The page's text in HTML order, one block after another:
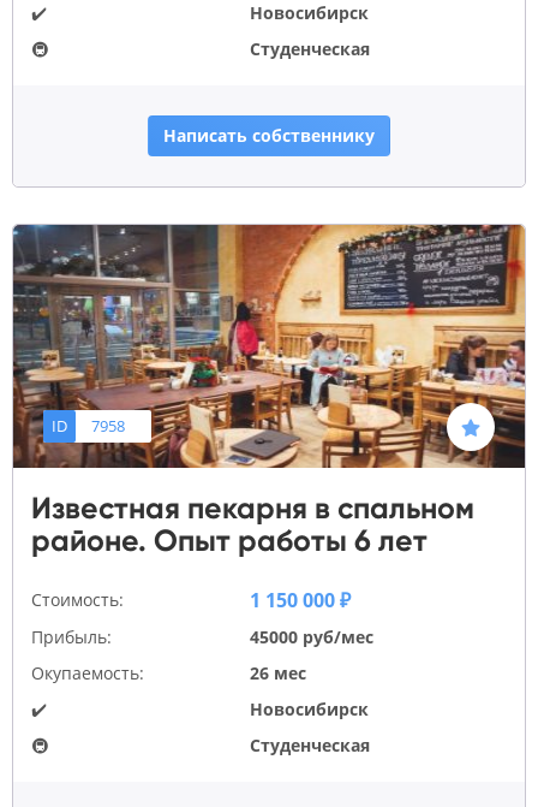
✔️
Новосибирск
🚇
Студенческая
Написать собственнику
ID 7958
Известная пекарня в спальном
районе. Опыт работы 6 лет
Стоимость: 1 150 000 ₽
Прибыль:
45000 руб/мес
Окупаемость:
26 мес
✔️
Новосибирск
🚇
Студенческая